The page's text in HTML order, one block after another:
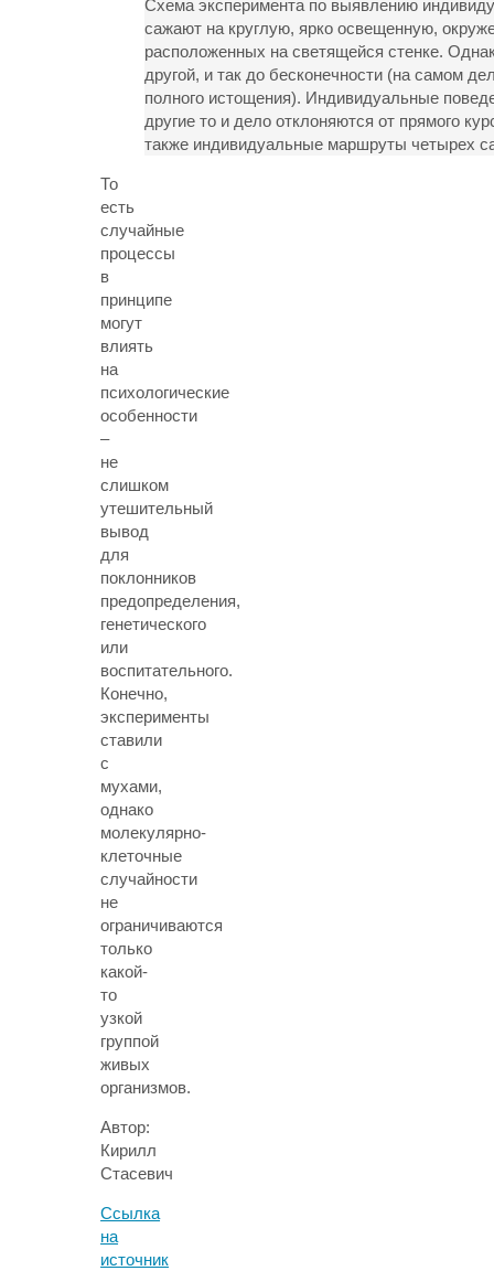
Схема эксперимента по выявлению
сажают на круглую, ярко освещенную,
расположенных на светящейся стенке.
другой, и так до бесконечности (на самом
полного истощения). Индивидуальные
другие то и дело отклоняются от прямого
также индивидуальные маршруты четырех
То
есть
случайные
процессы
в
принципе
могут
влиять
на
психологические
особенности
–
не
слишком
утешительный
вывод
для
поклонников
предопределения,
генетического
или
воспитательного.
Конечно,
эксперименты
ставили
с
мухами,
однако
молекулярно-
клеточные
случайности
не
ограничиваются
только
какой-
то
узкой
группой
живых
организмов.
Автор:
Кирилл
Стасевич
Ссылка
на
источник